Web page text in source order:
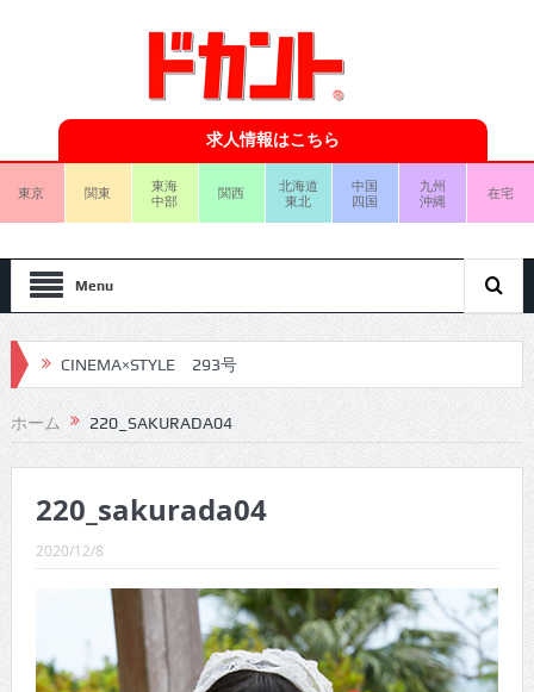
求人情報はこちら
東京 関東
東海
中部
関西
北海道
東北
中国
四国
九州
沖縄
在宅
Menu
CINEMA×STYLE 293号
CINEMA×STYLE 292号
CINEMA×STYLE 291号
CINEMA×STYLE 290号
CINEMA×STYLE 289号
CINEMA×STYLE 288号
CINEMA×STYLE 287号
CINEMA×STYLE 286号
ホーム 220_SAKURADA04
220_sakurada04
2020/12/8